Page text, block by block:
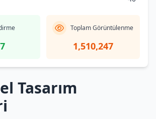
Toplam Görüntülenme
1,510,247
Tasarım